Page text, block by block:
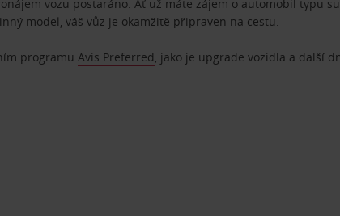
vozu postaráno. Ať už máte zájem o automobil typu
model, váš vůz je okamžitě připraven na cestu.
programuAvis Preferred, jako je upgrade vozidla a další